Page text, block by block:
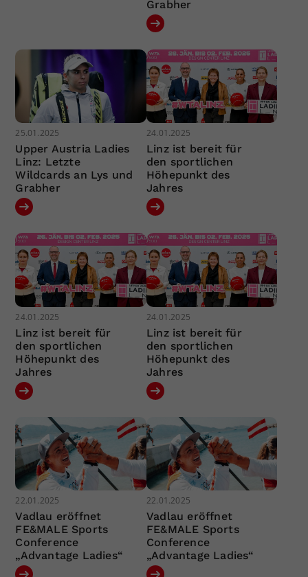
Grabher
25.01.2025
Upper Austria Ladies
Linz: Letzte
Wildcards an Lys und
Grabher
24.01.2025
Linz ist bereit für
den sportlichen
Höhepunkt des
Jahres
24.01.2025
Linz ist bereit für
den sportlichen
Höhepunkt des
Jahres
24.01.2025
Linz ist bereit für
den sportlichen
Höhepunkt des
Jahres
22.01.2025
Vadlau eröffnet
FE&MALE Sports
Conference
„Advantage Ladies“
22.01.2025
Vadlau eröffnet
FE&MALE Sports
Conference
„Advantage Ladies“